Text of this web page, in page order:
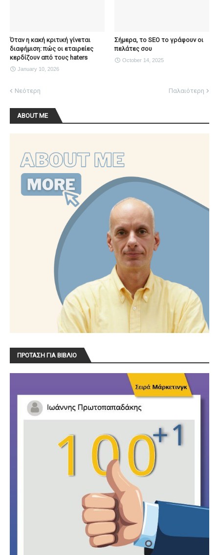
Όταν η κακή κριτική γίνεται
διαφήμιση: πώς οι εταιρείες
κερδίζουν από τους haters
January 10, 2026
Σήμερα, το SEO το γράφουν οι
πελάτες σου
October 14, 2025
Νεότερη Παλαιότερη
ABOUT ME
ΠΡΟΤΑΣΗ ΓΙΑ ΒΙΒΛΙΟ